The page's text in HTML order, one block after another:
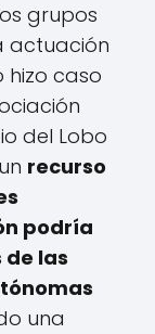
grupos
actuación
hizo caso
del Lobo
recurso
podría
las
una